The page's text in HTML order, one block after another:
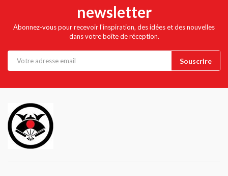
newsletter
Abonnez-vous pour recevoir l'inspiration, des idées et des nouvelles
dans votre boîte de réception.